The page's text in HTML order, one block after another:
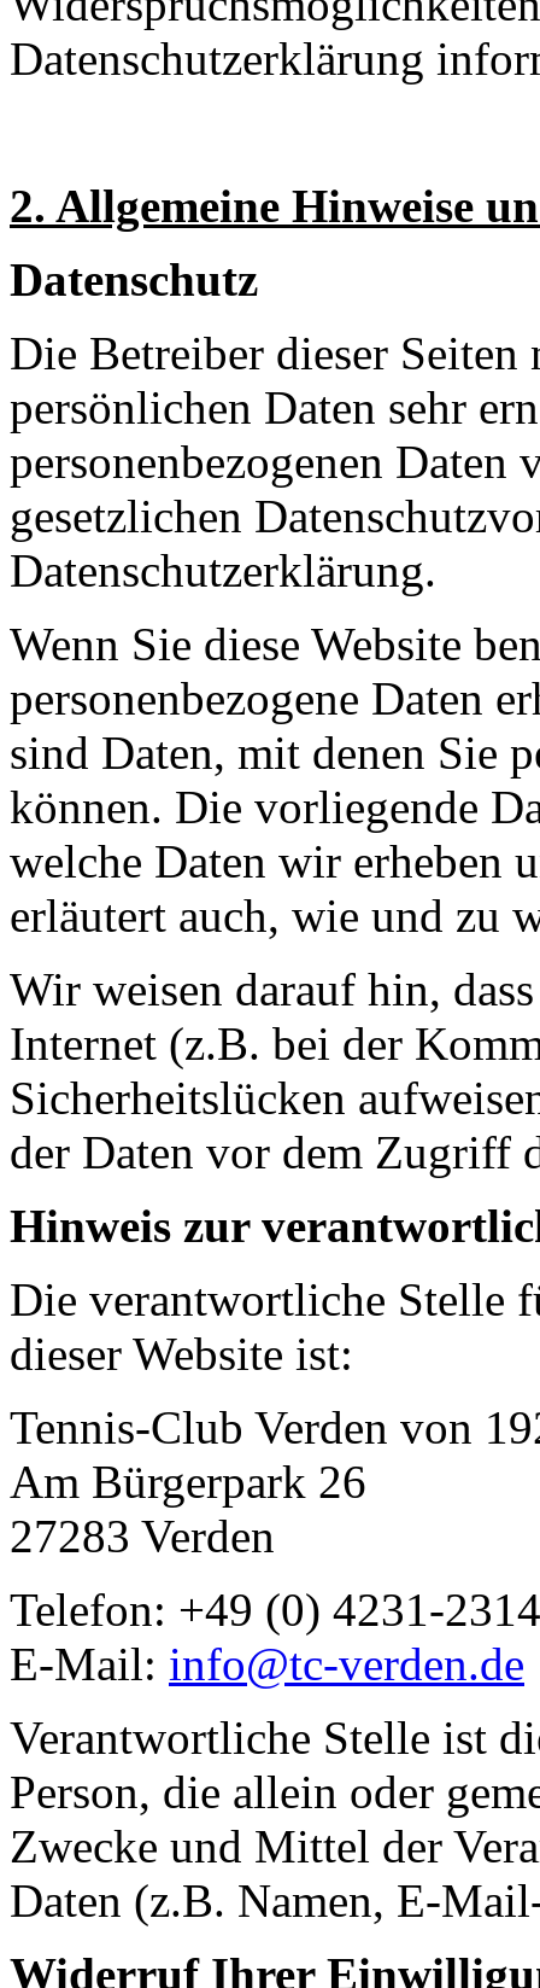
Datenschutzerklärung
2. Allgemeine Hinweise
Datenschutz
Die Betreiber dieser Seiten
persönlichen Daten sehr
personenbezogenen Daten
gesetzlichen
Datenschutzerklärung.
Wenn Sie diese Website
personenbezogene Daten
sind Daten, mit denen Sie
können. Die vorliegende
welche Daten wir erheben
erläutert auch, wie und zu
Wir weisen darauf hin,
Internet (z.B. bei der
Sicherheitslücken
der Daten vor dem Zugriff
Hinweis zur
Die verantwortliche Stelle
dieser Website ist:
Tennis-Club Verden von
Am Bürgerpark 26
27283 Verden
Telefon: +49 (0) 4231-2314
E-Mail: info@tc-verden.de
Verantwortliche Stelle ist
Person, die allein oder
Zwecke und Mittel der
Daten (z.B. Namen, E-
Widerruf Ihrer